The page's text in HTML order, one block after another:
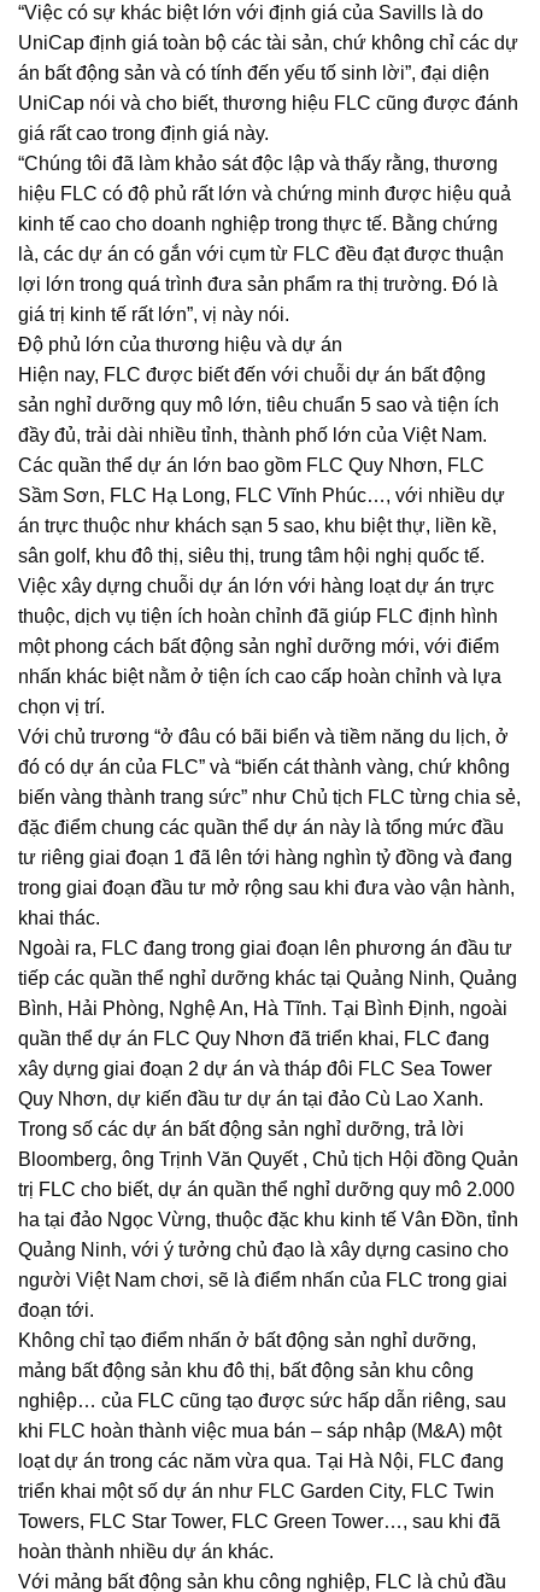
“Việc có sự khác biệt lớn với định giá của Savills là do
UniCap định giá toàn bộ các tài sản, chứ không chỉ các dự
án bất động sản và có tính đến yếu tố sinh lời”, đại diện
UniCap nói và cho biết, thương hiệu FLC cũng được đánh
giá rất cao trong định giá này.
“Chúng tôi đã làm khảo sát độc lập và thấy rằng, thương
hiệu FLC có độ phủ rất lớn và chứng minh được hiệu quả
kinh tế cao cho doanh nghiệp trong thực tế. Bằng chứng
là, các dự án có gắn với cụm từ FLC đều đạt được thuận
lợi lớn trong quá trình đưa sản phẩm ra thị trường. Đó là
giá trị kinh tế rất lớn”, vị này nói.
Độ phủ lớn của thương hiệu và dự án
Hiện nay, FLC được biết đến với chuỗi dự án bất động
sản nghỉ dưỡng quy mô lớn, tiêu chuẩn 5 sao và tiện ích
đầy đủ, trải dài nhiều tỉnh, thành phố lớn của Việt Nam.
Các quần thể dự án lớn bao gồm FLC Quy Nhơn, FLC
Sầm Sơn, FLC Hạ Long, FLC Vĩnh Phúc…, với nhiều dự
án trực thuộc như khách sạn 5 sao, khu biệt thự, liền kề,
sân golf, khu đô thị, siêu thị, trung tâm hội nghị quốc tế.
Việc xây dựng chuỗi dự án lớn với hàng loạt dự án trực
thuộc, dịch vụ tiện ích hoàn chỉnh đã giúp FLC định hình
một phong cách bất động sản nghỉ dưỡng mới, với điểm
nhấn khác biệt nằm ở tiện ích cao cấp hoàn chỉnh và lựa
chọn vị trí.
Với chủ trương “ở đâu có bãi biển và tiềm năng du lịch, ở
đó có dự án của FLC” và “biến cát thành vàng, chứ không
biến vàng thành trang sức” như Chủ tịch FLC từng chia sẻ,
đặc điểm chung các quần thể dự án này là tổng mức đầu
tư riêng giai đoạn 1 đã lên tới hàng nghìn tỷ đồng và đang
trong giai đoạn đầu tư mở rộng sau khi đưa vào vận hành,
khai thác.
Ngoài ra, FLC đang trong giai đoạn lên phương án đầu tư
tiếp các quần thể nghỉ dưỡng khác tại Quảng Ninh, Quảng
Bình, Hải Phòng, Nghệ An, Hà Tĩnh. Tại Bình Định, ngoài
quần thể dự án FLC Quy Nhơn đã triển khai, FLC đang
xây dựng giai đoạn 2 dự án và tháp đôi FLC Sea Tower
Quy Nhơn, dự kiến đầu tư dự án tại đảo Cù Lao Xanh.
Trong số các dự án bất động sản nghỉ dưỡng, trả lời
Bloomberg, ông Trịnh Văn Quyết , Chủ tịch Hội đồng Quản
trị FLC cho biết, dự án quần thể nghỉ dưỡng quy mô 2.000
ha tại đảo Ngọc Vừng, thuộc đặc khu kinh tế Vân Đồn, tỉnh
Quảng Ninh, với ý tưởng chủ đạo là xây dựng casino cho
người Việt Nam chơi, sẽ là điểm nhấn của FLC trong giai
đoạn tới.
Không chỉ tạo điểm nhấn ở bất động sản nghỉ dưỡng,
mảng bất động sản khu đô thị, bất động sản khu công
nghiệp… của FLC cũng tạo được sức hấp dẫn riêng, sau
khi FLC hoàn thành việc mua bán – sáp nhập (M&A) một
loạt dự án trong các năm vừa qua. Tại Hà Nội, FLC đang
triển khai một số dự án như FLC Garden City, FLC Twin
Towers, FLC Star Tower, FLC Green Tower…, sau khi đã
hoàn thành nhiều dự án khác.
Với mảng bất động sản khu công nghiệp, FLC là chủ đầu